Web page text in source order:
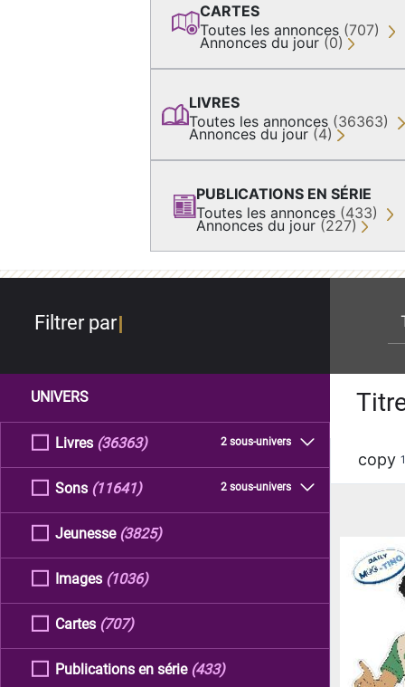
CARTES
Toutes les annonces (707)
Annonces du jour (0)
LIVRES
Toutes les annonces (36363)
Annonces du jour (4)
PUBLICATIONS EN SÉRIE
Toutes les annonces (433)
Annonces du jour (227)
Filtrer par
UNIVERS
Livres 2 sous-univers
(36363)
Sons 2 sous-univers
(11641)
Jeunesse (3825)
Images (1036)
Cartes (707)
Publications en série (433)
copy